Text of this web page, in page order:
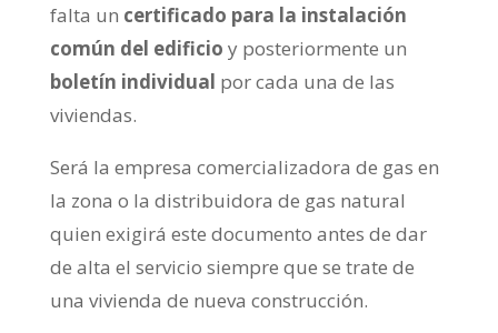
falta un certificado para la instalación
común del edificio y posteriormente un
boletín individual por cada una de las
viviendas.
Será la empresa comercializadora de gas en
la zona o la distribuidora de gas natural
quien exigirá este documento antes de dar
de alta el servicio siempre que se trate de
una vivienda de nueva construcción.